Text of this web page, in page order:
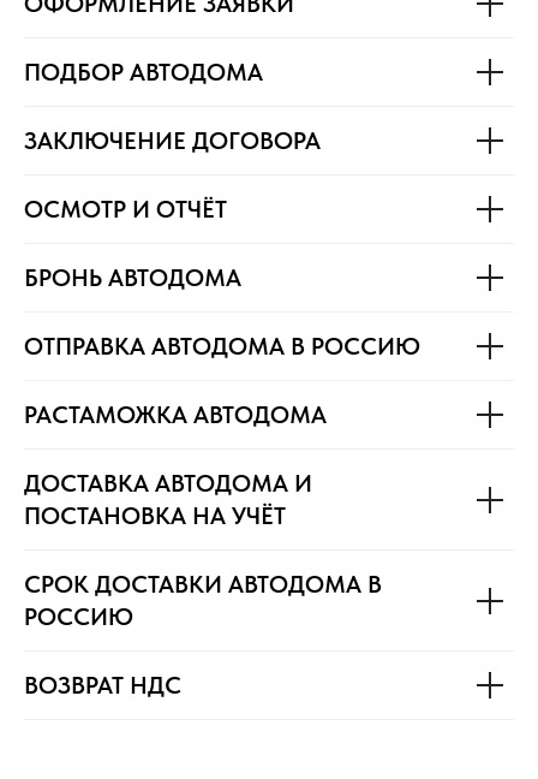
ПОДБОР АВТОДОМА
ЗАКЛЮЧЕНИЕ ДОГОВОРА
ОСМОТР И ОТЧЁТ
БРОНЬ АВТОДОМА
ОТПРАВКА АВТОДОМА В РОССИЮ
РАСТАМОЖКА АВТОДОМА
ДОСТАВКА АВТОДОМА И
ПОСТАНОВКА НА УЧЁТ
СРОК ДОСТАВКИ АВТОДОМА В
РОССИЮ
ВОЗВРАТ НДС